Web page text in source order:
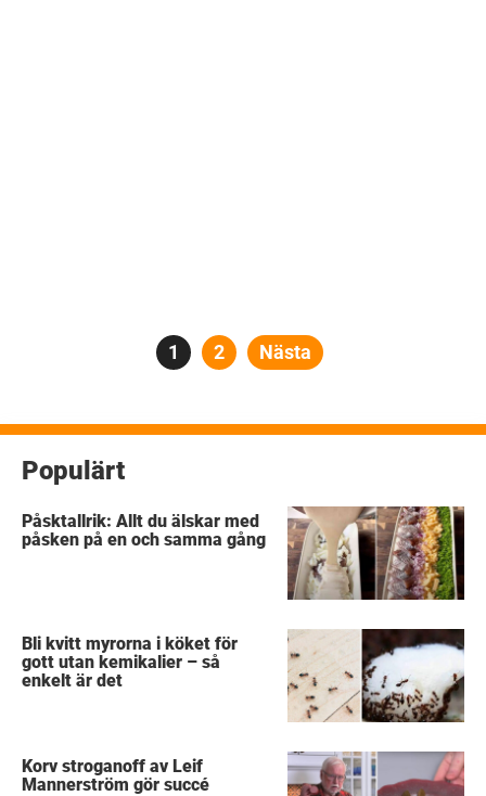
Sidnumrering
Sida
1 Sida
2 Nästa
Populärt
Påsktallrik: Allt du älskar med
påsken på en och samma gång
Bli kvitt myrorna i köket för
gott utan kemikalier – så
enkelt är det
Korv stroganoff av Leif
Mannerström gör succé